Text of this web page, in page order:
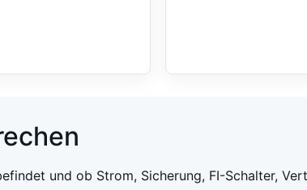
und ob Strom, Sicherung, FI-Schalter,